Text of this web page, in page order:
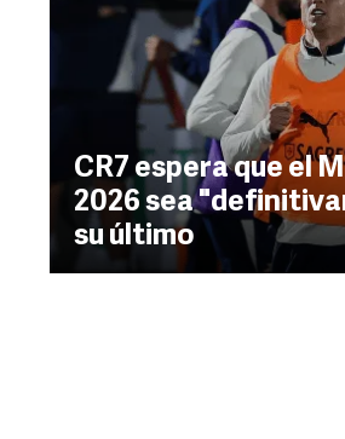
CR7 espera que el
2026 sea
su último